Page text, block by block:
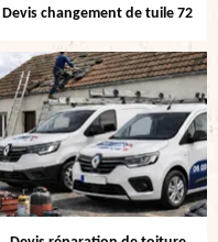
Devis changement de tuile 72